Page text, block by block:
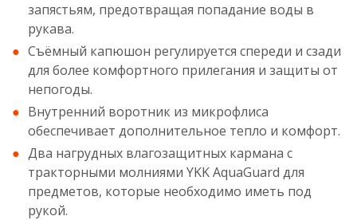
запястьям, предотвращая попадание воды в
рукава.
Съёмный капюшон регулируется спереди и сзади
для более комфортного прилегания и защиты от
непогоды.
Внутренний воротник из микрофлиса
обеспечивает дополнительное тепло и комфорт.
Два нагрудных влагозащитных кармана с
тракторными молниями YKK AquaGuard для
предметов, которые необходимо иметь под
рукой.